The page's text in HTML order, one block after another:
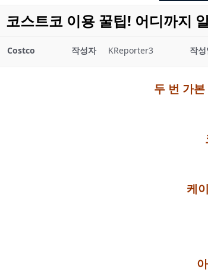
코스트코 이용 꿀팁! 어디까지
Costco 작성자 KReporter3 작성
두 번 가
케